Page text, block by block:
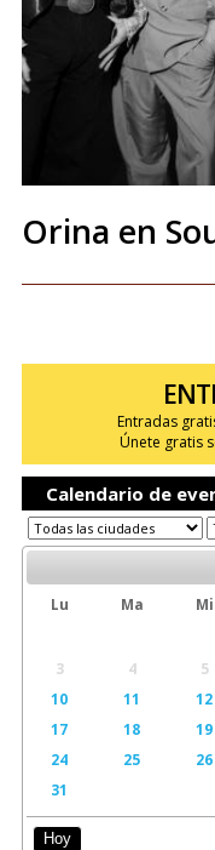
Orina en
Entradas
Únete gratis
Calendario de
Lu Ma Mi
3
4 5
10
11 12
17
18 19
24
25 26
31
Hoy